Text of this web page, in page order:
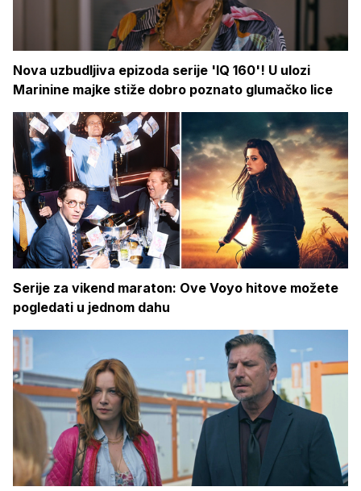
Nova uzbudljiva epizoda serije 'IQ 160'! U ulozi
Marinine majke stiže dobro poznato glumačko lice
Serije za vikend maraton: Ove Voyo hitove možete
pogledati u jednom dahu